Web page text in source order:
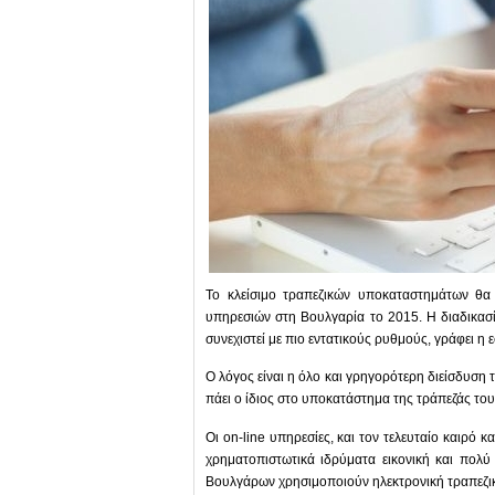
Το κλείσιμο τραπεζικών υποκαταστημάτων
υπηρεσιών στη Βουλγαρία το 2015. Η
συνεχιστεί με πιο εντατικούς ρυθμούς, γράφει
Ο λόγος είναι η όλο και γρηγορότερη διείσδυση
πάει ο ίδιος στο υποκατάστημα της τράπεζάς
Οι on-line υπηρεσίες, και τον τελευταίο καιρό
χρηματοπιστωτικά ιδρύματα εικονική και
Βουλγάρων χρησιμοποιούν ηλεκτρονική